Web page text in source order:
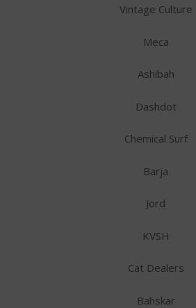
Vintage Culture
Meca
Ashibah
Dashdot
Chemical Surf
Barja
Jord
KVSH
Cat Dealers
Bahskar